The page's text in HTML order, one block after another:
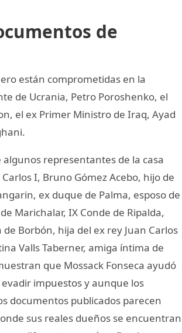
de
están comprometidas en la
de Ucrania, Petro Poroshenko, el
el ex Primer Ministro de Iraq, Ayad
representantes de la casa
I, Bruno Gómez Acebo, hijo de
ex duque de Palma, esposo de
Marichalar, IX Conde de Ripalda,
Borbón, hija del ex rey Juan Carlos
Valls Taberner, amiga íntima de
que Mossack Fonseca ayudó
impuestos y aunque los
documentos publicados parecen
sus reales dueños se encuentran